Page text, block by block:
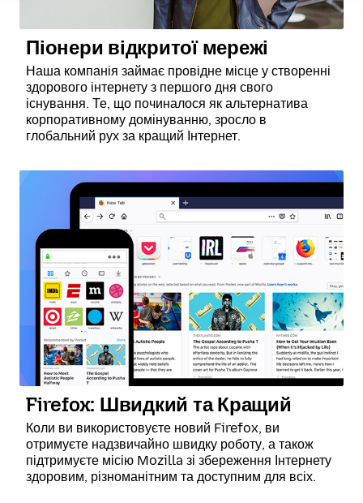
Піонери відкритої мережі
Наша компанія займає провідне місце у створенні
здорового інтернету з першого дня свого
існування. Те, що починалося як альтернатива
корпоративному домінуванню, зросло в
глобальний рух за кращий Інтернет.
Firefox: Швидкий та Кращий
Коли ви використовуєте новий Firefox, ви
отримуєте надзвичайно швидку роботу, а також
підтримуєте місію Mozilla зі збереження Інтернету
здоровим, різноманітним та доступним для всіх.